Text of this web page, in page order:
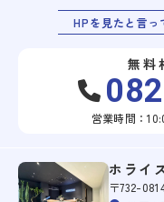
HPを見たと言っ
無料
営業時間：
ホライ
〒732-